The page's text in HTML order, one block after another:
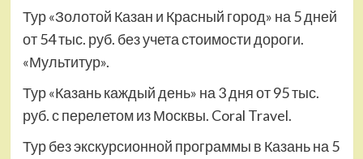
Тур «Золотой Казан и Красный город» на 5 дней
от 54 тыс. руб. без учета стоимости дороги.
«Мультитур».
Тур «Казань каждый день» на 3 дня от 95 тыс.
руб. с перелетом из Москвы. Coral Travel.
Тур без экскурсионной программы в Казань на 5